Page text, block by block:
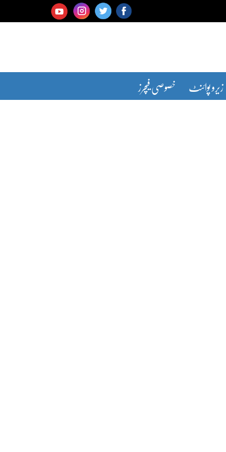
زیرو پوائنٹ خصوصی فیچرز